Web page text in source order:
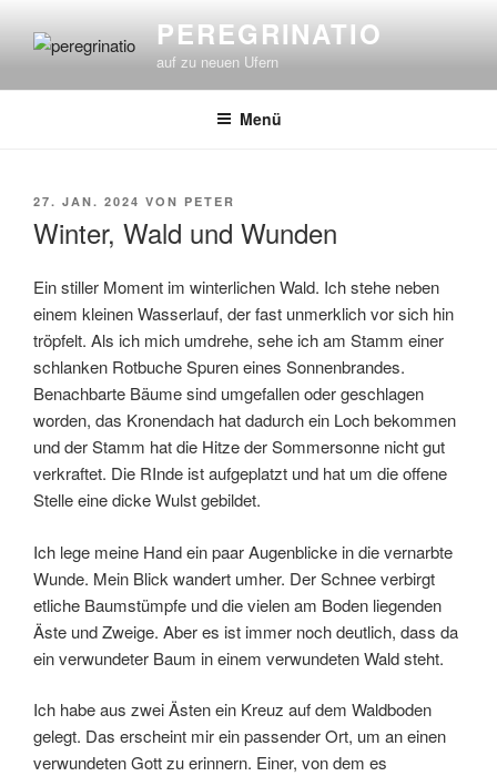
Inhalt
PEREGRINATIO
auf zu neuen Ufern
Menü
VERÖFFENTLICHT
27. JAN. 2024 VON PETER
Winter, Wald und Wunden
Ein stiller Moment im winterlichen Wald. Ich stehe neben
einem kleinen Wasserlauf, der fast unmerklich vor sich hin
tröpfelt. Als ich mich umdrehe, sehe ich am Stamm einer
schlanken Rotbuche Spuren eines Sonnenbrandes.
Benachbarte Bäume sind umgefallen oder geschlagen
worden, das Kronendach hat dadurch ein Loch bekommen
und der Stamm hat die Hitze der Sommersonne nicht gut
verkraftet. Die RInde ist aufgeplatzt und hat um die offene
Stelle eine dicke Wulst gebildet.
Ich lege meine Hand ein paar Augenblicke in die vernarbte
Wunde. Mein Blick wandert umher. Der Schnee verbirgt
etliche Baumstümpfe und die vielen am Boden liegenden
Äste und Zweige. Aber es ist immer noch deutlich, dass da
ein verwundeter Baum in einem verwundeten Wald steht.
Ich habe aus zwei Ästen ein Kreuz auf dem Waldboden
gelegt. Das erscheint mir ein passender Ort, um an einen
verwundeten Gott zu erinnern. Einer, von dem es